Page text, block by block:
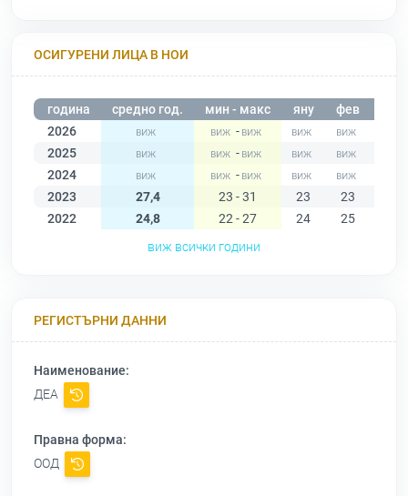
ОСИГУРЕНИ ЛИЦА В НОИ
година средно год. мин - макс яну фев
2026
-
2025
-
2024
-
2023
27,4 23 - 31 23 23
2022
24,8 22 - 27 24 25
виж всички години
РЕГИСТЪРНИ ДАННИ
Наименование:
ДЕА
Правна форма:
ООД